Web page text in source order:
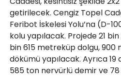
getirilecek. Cengiz Topel
Feribot İskelesi Yolu’na (D-
kolu yapılacak. Projede 21
bin 615 metreküp dolgu,
dökümü yapılacak. Ayrıca
585 ton nervürlü demir ve